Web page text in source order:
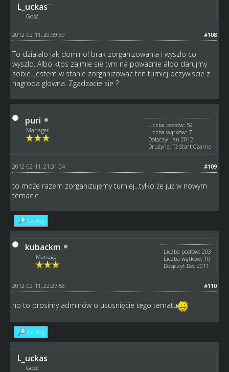
L_uckas
Gość
#108
2012-02-11, 20:59:39
To dzialalo jak domino! brak zorganizowania i wyszlo co
wyszlo. Albo ktos zajmie sie tym na powaznie albo darujmy
sobie. Jestem w stanie zorganizowac ten turniej oczywiscie z
nagroda glowna. Zgadzacie sie ?
puri
Manager
Liczba postów: 59
Liczba wątków: 7
Dołączył: Jan 2012
Drużyna: Tż Start Czarne
#109
2012-02-11, 21:31:04
to może razem zorganizujemy turniej...tylko że już w nowym
temacie...
Szukaj
kubackm
Manager
Liczba postów: 203
Liczba wątków: 10
Dołączył: Dec 2011
#110
2012-02-11, 22:27:56
no to prosimy adminów o ususnięcie tego tematu
Szukaj
L_uckas
Gość